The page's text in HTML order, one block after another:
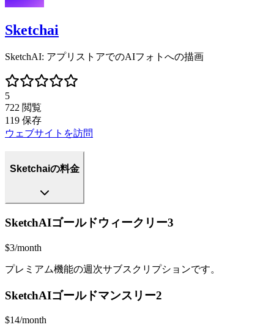
Sketchai
SketchAI: アプリストアでのAIフォトへの描画
5
722 閲覧
119 保存
ウェブサイトを訪問
Sketchaiの料金
SketchAIゴールドウィークリー3
$3/month
プレミアム機能の週次サブスクリプションです。
SketchAIゴールドマンスリー2
$14/month